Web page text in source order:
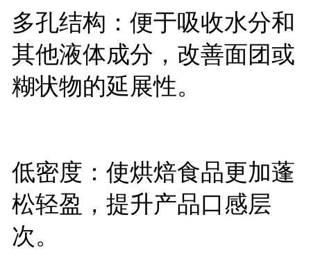
多孔结构：便于吸收水分和
其他液体成分，改善面团或
糊状物的延展性。
低密度：使烘焙食品更加蓬
松轻盈，提升产品口感层
次。